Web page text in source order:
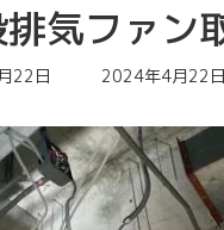
気ファン
22日
最
更
新
日
時
:
2024年4月22日